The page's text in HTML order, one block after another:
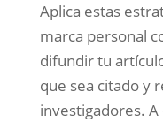
Aplica estas
marca personal
difundir tu
que sea citado y
investigadores.